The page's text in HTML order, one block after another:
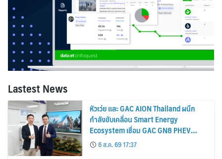
Lastest News
หัวเว่ย และ GAC AION Thailand ผนึก
กำลังขับเคลื่อน Smart Energy
Ecosystem เชื่อม GAC GN8 PHEV
รถยนต์ MPV ระดับพรีเมียม เข้ากับ
พลังงานแสงอาทิตย์ภายในบ้าน
6 ส.ค. 69 17:37